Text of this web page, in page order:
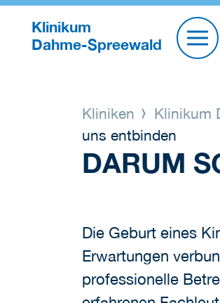
Klinikum
Dahme-Spreewald
Kliniken Klinikum
uns entbinden
DARUM
Die Geburt eines
Erwartungen
professionelle